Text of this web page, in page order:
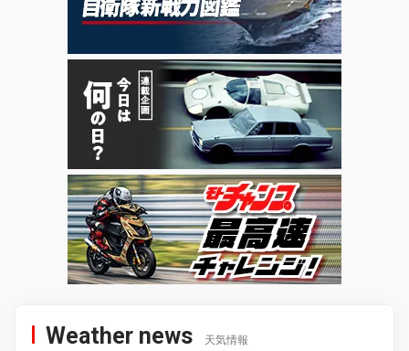
Weather news 天気情報